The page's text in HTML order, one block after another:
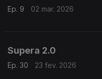
Ep. 9 02 mar. 2026
Supera 2.0
Ep. 30 23 fev. 2026